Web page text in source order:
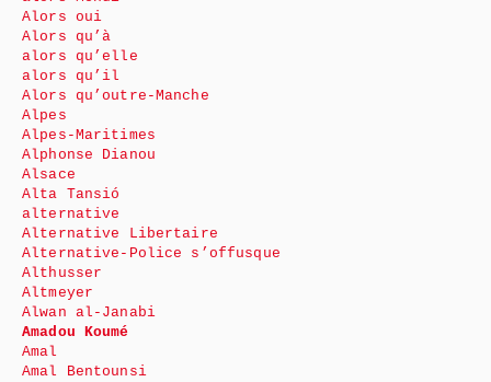
Alors oui
Alors qu’à
alors qu’elle
alors qu’il
Alors qu’outre-Manche
Alpes
Alpes-Maritimes
Alphonse Dianou
Alsace
Alta Tansió
alternative
Alternative Libertaire
Alternative-Police s’offusque
Althusser
Altmeyer
Alwan al-Janabi
Amadou Koumé
Amal
Amal Bentounsi